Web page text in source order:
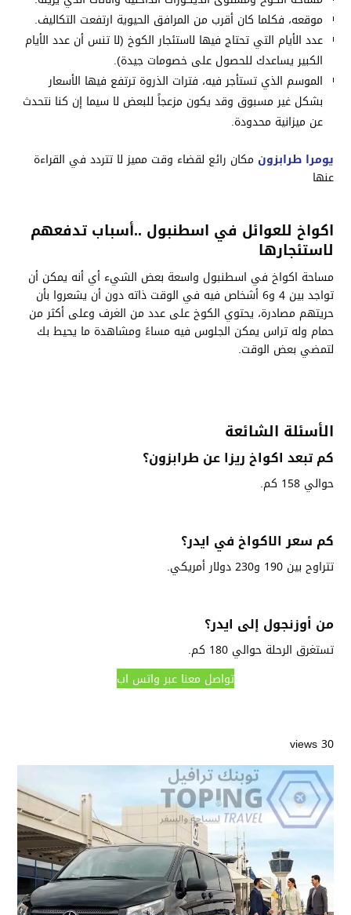
موقعه، فكلما كان أقرب من المرافق الحيوية ارتفعت التكاليف.
عدد الأيام التي تحتاج فيها لاستئجار الكوخ (لا تنس أن عدد الأيام
الكبير يساعدك للحصول على خصومات جيدة).
الموسم الذي تستأجر فيه، فترات الذروة ترتفع فيها الأسعار
بشكل غير مسبوق وقد يكون مزعجاً للبعض لا سيما إن كنا نتحدث
عن ميزانية محدودة.
يومرا طرابزون مكان رائع لقضاء وقت مميز لا تتردد في القراءة
عنها
اكواخ للعوائل في اسطنبول ..أسباب تدفعهم
لاستئجارها
مساحة اكواخ في اسطنبول واسعة بعض الشيء أي أنه يمكن أن
تواجد بين 4 و6 أشخاص فيه في الوقت ذاته دون أن يشعروا بأن
حريتهم مصادرة، يحتوي الكوخ على عدد من الغرف وعلى أكثر من
حمام وله تراس يمكن الجلوس فيه مساءً ومشاهدة ما يحيط بك
لتمضي بعض الوقت.
الأسئلة الشائعة
كم تبعد اكواخ ريزا عن طرابزون؟
حوالي 158 كم.
كم سعر الاكواخ في ايدر؟
تتراوح بين 190 و230 دولار أمريكي.
من أوزنجول إلى ايدر؟
تستغرق الرحلة حوالي 180 كم.
تواصل معنا عبر واتس اب
30 views